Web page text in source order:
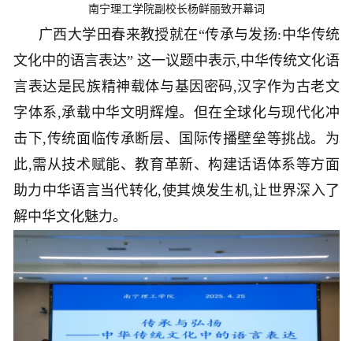
南宁理工学院副校长杨鲜丽致开幕词
广西大学田春来教授就在“传承与发扬:中华传统
文化中的语言表达” 这一议题中表示,中华传统文化语
言表达是民族精神载体与基因密码,汉字作为古老文
字体系,承载中华文明辉煌。但在全球化与现代化冲
击下,传统面临传承断层、国际传播壁垒等挑战。为
此,需从技术赋能、教育革新、构建话语体系等方面
助力中华语言当代转化,使其焕发生机,让世界深入了
解中华文化魅力。